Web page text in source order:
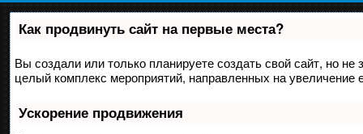
Как продвинуть сайт на первые места?
Вы создали или только планируете создать свой сайт, но
целый комплекс мероприятий, направленных на
Ускорение продвижения